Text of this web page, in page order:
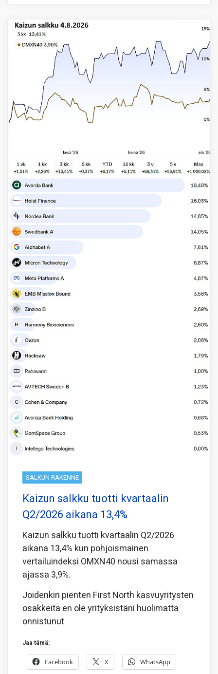
SALKUN RAKENNE
Kaizun salkku tuotti kvartaalin
Q2/2026 aikana 13,4%
Kaizun salkku tuotti kvartaalin Q2/2026
aikana 13,4% kun pohjoismainen
vertailuindeksi OMXN40 nousi samassa
ajassa 3,9%.
Joidenkin pienten First North kasvuyritysten
osakkeita en ole yrityksistäni huolimatta
onnistunut
Jaa tämä:
Facebook X WhatsApp